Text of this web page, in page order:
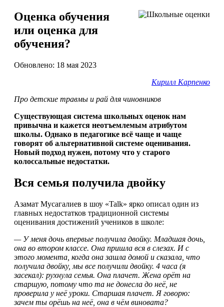
Оценка обучения
или оценка для
обучения?
Обновлено: 18 мая 2023
Кирилл Карпенко
Про детские травмы и рай для чиновников
Существующая система школьных оценок нам
привычна и кажется неотъемлемым атрибутом
школы. Однако в педагогике всё чаще и чаще
говорят об альтернативной системе оценивания.
Новый подход нужен, потому что у старого
колоссальные недостатки.
Вся семья получила двойку
Азамат Мусагалиев в шоу «Talk» ярко описал один из
главных недостатков традиционной системы
оценивания достижений учеников в школе:
— У меня дочь впервые получила двойку. Младшая дочь,
она во втором классе. Она пришла вся в слезах. И с
этого момента, когда она зашла домой и сказала, что
получила двойку, мы все получили двойку. 4 часа (я
засекал): рухнула семья. Она плачет. Жена орёт на
старшую, потому что та не донесла до неё, не
проверила у неё уроки. Старшая плачет. Я говорю:
зачем ты орёшь на неё, она в чём виновата?